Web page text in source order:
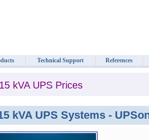
15 kVA UPS Prices
kVA UPS Systems -
Technical Support References